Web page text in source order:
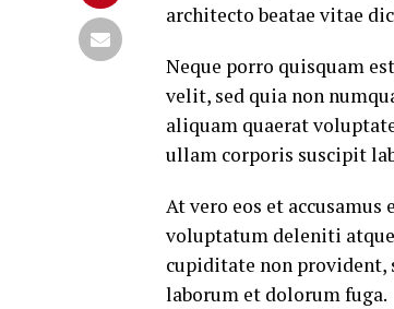
architecto beatae vitae
Neque porro quisquam
velit, sed quia non
aliquam quaerat
ullam corporis suscipit
At vero eos et
voluptatum deleniti
cupiditate non
laborum et dolorum fuga.